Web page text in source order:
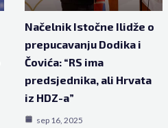
Načelnik Istočne Ilidže o
prepucavanju Dodika i
Čovića: “RS ima
predsjednika, ali Hrvata
iz HDZ-a”
sep 16, 2025